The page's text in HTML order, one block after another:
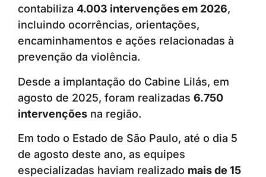
contabiliza 4.003 intervenções em 2026,
incluindo ocorrências, orientações,
encaminhamentos e ações relacionadas à
prevenção da violência.
Desde a implantação do Cabine Lilás, em
agosto de 2025, foram realizadas 6.750
intervenções na região.
Em todo o Estado de São Paulo, até o dia 5
de agosto deste ano, as equipes
especializadas haviam realizado mais de 15